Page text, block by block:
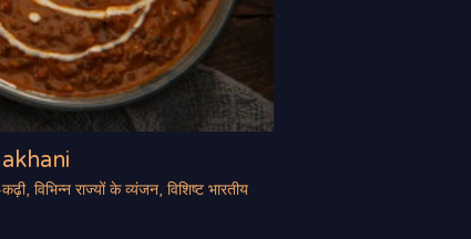
, विभिन्न राज्यों के व्यंजन, विशिष्ट भारतीय